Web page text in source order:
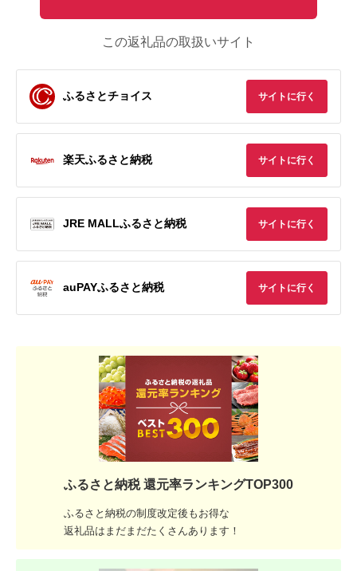
この返礼品の取扱いサイト
ふるさとチョイス サイトに行く
楽天ふるさと納税 サイトに行く
JRE MALLふるさと納税 サイトに行く
auPAYふるさと納税 サイトに行く
ふるさと納税 還元率ランキングTOP300
ふるさと納税の制度改定後もお得な
返礼品はまだまだたくさんあります！